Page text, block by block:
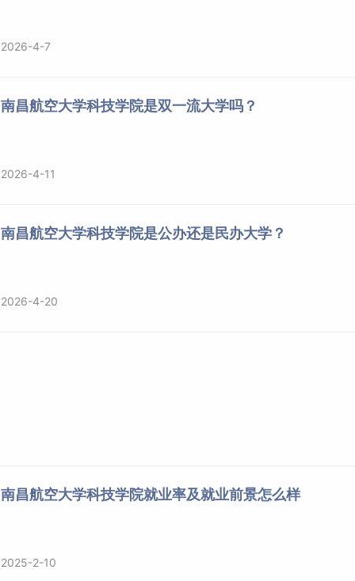
2026-4-7
南昌航空大学科技学院是双一流大学吗？
2026-4-11
南昌航空大学科技学院是公办还是民办大学？
2026-4-20
南昌航空大学科技学院就业率及就业前景怎么样
2025-2-10